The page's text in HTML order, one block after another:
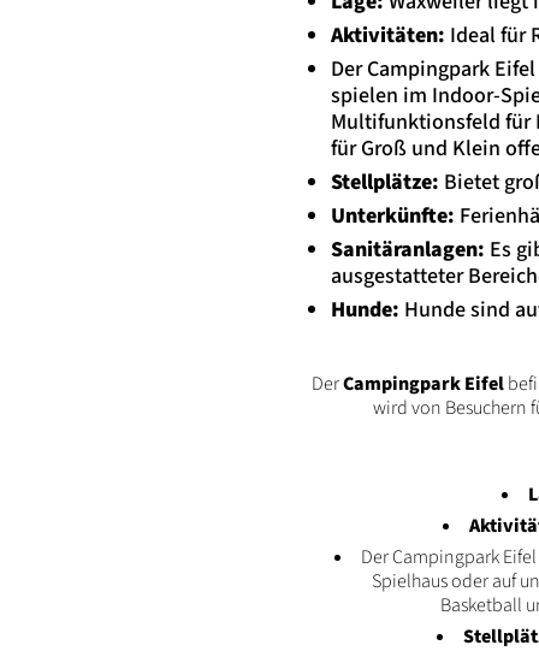
Aktivitäten: Ideal für
Der Campingpark
spielen im Indoor-
Multifunktionsfeld für
für Groß und Klein
Stellplätze: Bietet
Unterkünfte:
Sanitäranlagen: Es
ausgestatteter
Hunde: Hunde sind
Inhalt
DerCampingpark Eifel
wird von Besuchern
Der Campingpark
Spielhaus oder auf
Basketball